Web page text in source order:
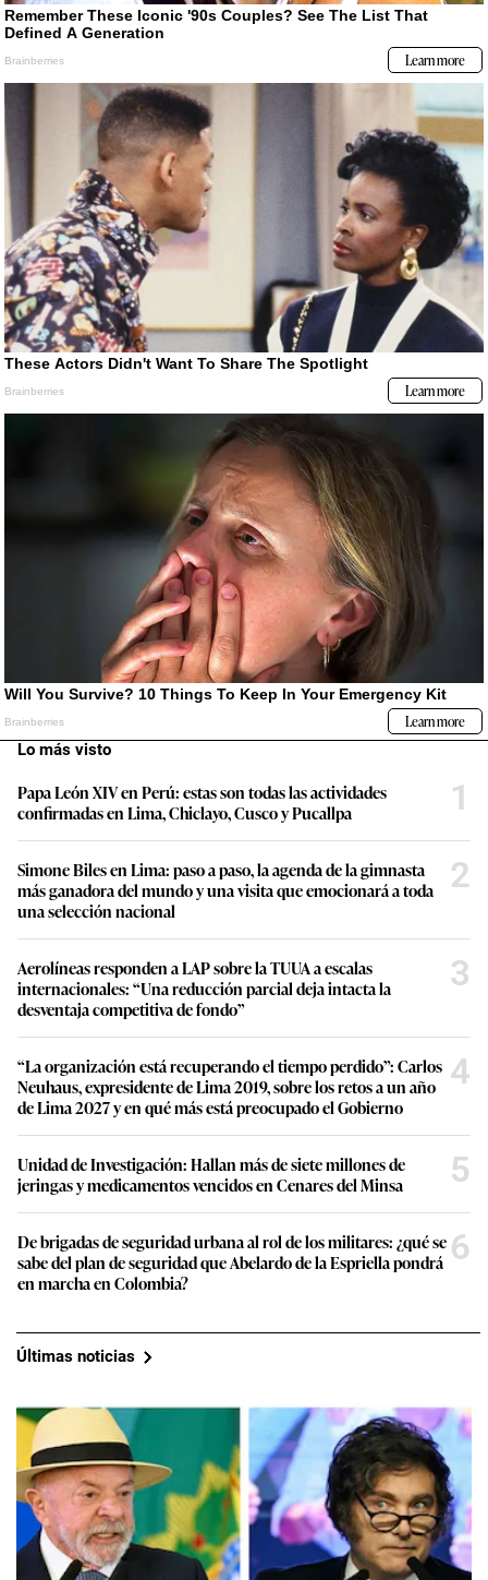
Lo más visto
Papa León XIV en Perú: estas son todas las actividades
confirmadas en Lima, Chiclayo, Cusco y Pucallpa
1
Simone Biles en Lima: paso a paso, la agenda de la gimnasta
más ganadora del mundo y una visita que emocionará a toda
una selección nacional
2
Aerolíneas responden a LAP sobre la TUUA a escalas
internacionales: “Una reducción parcial deja intacta la
desventaja competitiva de fondo”
3
“La organización está recuperando el tiempo perdido”: Carlos
Neuhaus, expresidente de Lima 2019, sobre los retos a un año
de Lima 2027 y en qué más está preocupado el Gobierno
4
Unidad de Investigación: Hallan más de siete millones de
jeringas y medicamentos vencidos en Cenares del Minsa
5
De brigadas de seguridad urbana al rol de los militares: ¿qué se
sabe del plan de seguridad que Abelardo de la Espriella pondrá
en marcha en Colombia?
6
Últimas noticias